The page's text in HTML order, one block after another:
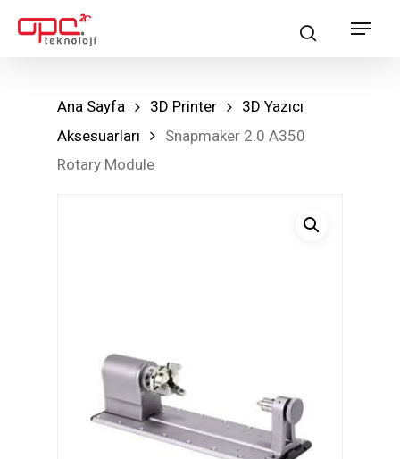
searchMenu
Ana Sayfa 3D Printer
3D Yazıcı
Aksesuarları
Snapmaker 2.0 A350
Rotary Module